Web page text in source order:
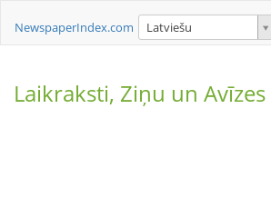
NewspaperIndex.com Latviešu
Laikraksti, Ziņu un Avīzes